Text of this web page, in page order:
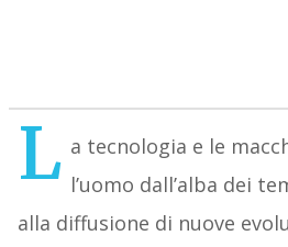
L a tecnologia e le
l’uomo dall’alba dei
alla diffusione di nuove